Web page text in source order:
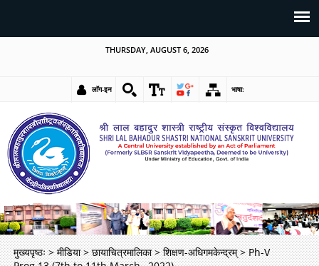
THURSDAY, AUGUST 6, 2026
लॉग-इन भाषा:
मुख्यपृष्ठः > मीडिया > छायाचित्रमालिका > शिक्षण-अधिगमकेन्द्रम् > Ph-V